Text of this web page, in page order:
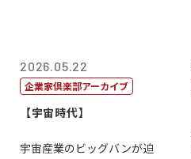
2026.05.22
企業家倶楽部アーカイブ
【宇宙時代】
宇宙産業のビッグバンが迫